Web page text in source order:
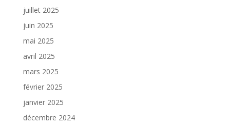
juillet 2025
juin 2025
mai 2025
avril 2025
mars 2025
février 2025
janvier 2025
décembre 2024